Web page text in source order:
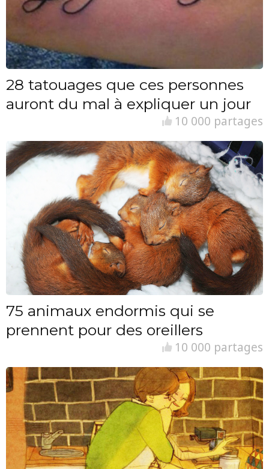
28 tatouages que ces personnes
auront du mal à expliquer un jour
10 000 partages
75 animaux endormis qui se
prennent pour des oreillers
10 000 partages